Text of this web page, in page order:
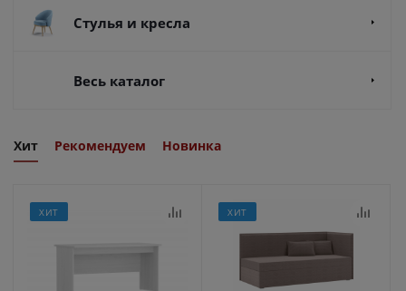
Стулья и кресла
Весь каталог
Хит Рекомендуем Новинка
ХИТ ХИТ